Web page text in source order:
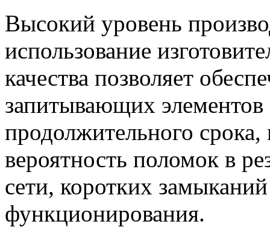
Высокий уровень
использование
качества позволяет
запитывающих элементов
продолжительного
вероятность поломок в
сети, коротких
функционирования.